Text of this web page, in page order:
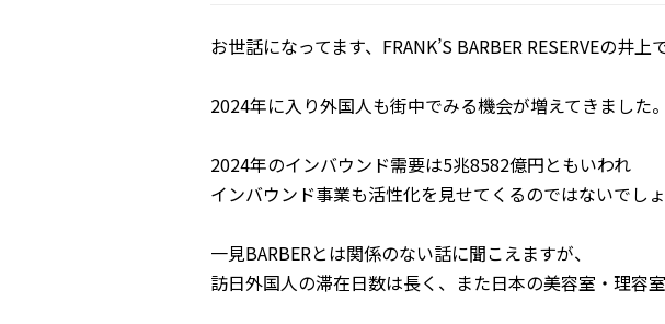
お世話になってます、FRANK’S BARBER RESERVEの井上で
2024年に入り外国人も街中でみる機会が増えてきました。
2024年のインバウンド需要は5兆8582億円ともいわれ
インバウンド事業も活性化を見せてくるのではないでしょ
一見BARBERとは関係のない話に聞こえますが、
訪日外国人の滞在日数は長く、また日本の美容室・理容